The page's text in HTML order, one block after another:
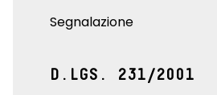
Segnalazione
D.LGS. 231/2001